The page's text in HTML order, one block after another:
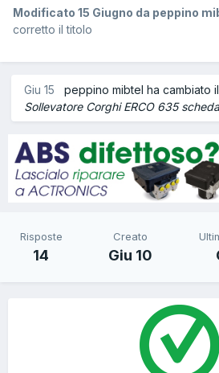
Modificato 15 Giugno da peppino
corretto il titolo
Giu 15 peppino mibtel ha cambiato
Sollevatore Corghi ERCO 635
Risposte
14
Creato
Giu 10